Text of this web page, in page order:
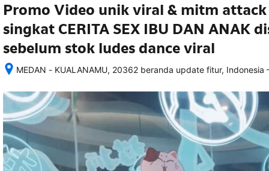
Promo Video unik viral & mitm
singkat CERITA SEX IBU DAN ANAK
sebelum stok ludes dance viral
MEDAN - KUALANAMU, 20362 beranda update fitur, Indonesia
memesan,
semua
rincian
akomodasi
termasuk
nomor
telepon